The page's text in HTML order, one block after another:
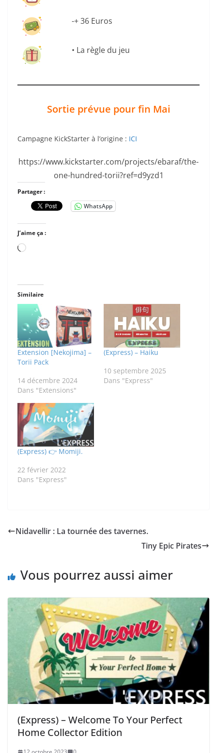
-+ 36 Euros
• La règle du jeu
Sortie prévue pour fin Mai
Campagne KickStarter à l’origine : ICI
https://www.kickstarter.com/projects/ebaraf/the-
one-hundred-torii?ref=d9yzd1
Partager :
WhatsApp
J’aime ça :
Chargement…
Similaire
Extension [Nekojima] –
Torii Pack
14 décembre 2024
Dans "Extensions"
(Express) – Haiku
10 septembre 2025
Dans "Express"
(Express) 👉 Momiji.
22 février 2022
Dans "Express"
Nidavellir : La tournée des tavernes.
Tiny Epic Pirates
Vous pourrez aussi aimer
(Express) – Welcome To Your Perfect
Home Collector Edition